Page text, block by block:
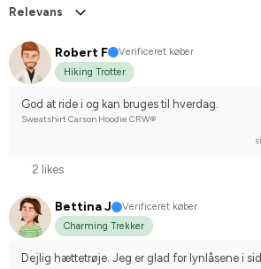
Relevans
Robert F
Verificeret køber
Hiking Trotter
God at ride i og kan bruges til hverdag.
Sweatshirt Carson Hoodie CRW®
2 likes
Bettina J
Verificeret køber
Charming Trekker
Dejlig hættetrøje. Jeg er glad for lynlåsene i